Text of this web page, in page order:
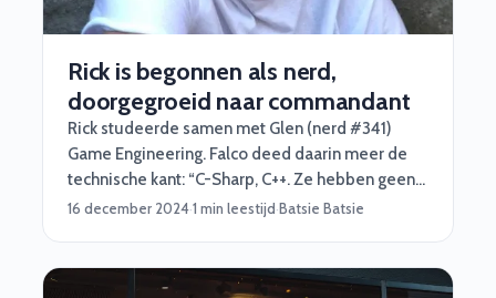
Rick is begonnen als nerd,
doorgegroeid naar commandant
Rick studeerde samen met Glen (nerd #341)
Game Engineering. Falco deed daarin meer de
technische kant: “C-Sharp, C++. Ze hebben geen
geheimen voor mij. Daarna ben ik mij wat meer
16 december 2024·1 min leestijd·Batsie Batsie